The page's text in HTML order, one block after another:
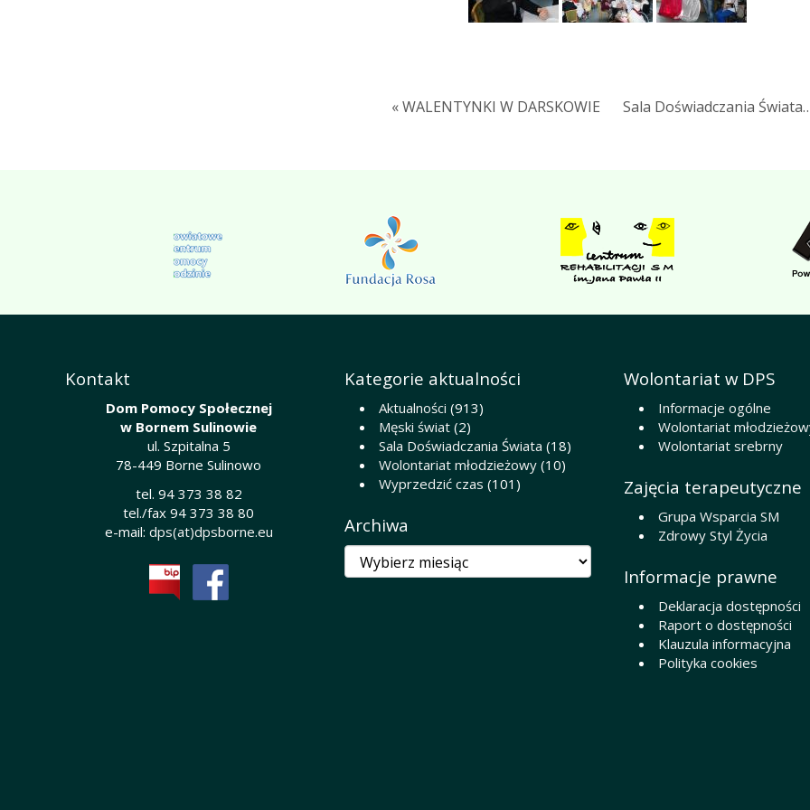
« WALENTYNKI W DARSKOWIE Sala Doświadczania
Kontakt
Dom Pomocy Społecznej
w Bornem Sulinowie
ul. Szpitalna 5
78-449 Borne Sulinowo
tel. 94 373 38 82
tel./fax 94 373 38 80
e-mail: dps(at)dpsborne.eu
Kategorie aktualności
Aktualności (913)
Męski świat (2)
Sala Doświadczania Świata (18)
Wolontariat młodzieżowy (10)
Wyprzedzić czas (101)
Archiwa
Archiwa
Wolontariat w DPS
Informacje ogólne
Wolontariat
Wolontariat srebrny
Zajęcia terapeutyczne
Grupa Wsparcia SM
Zdrowy Styl Życia
Informacje prawne
Deklaracja dostępności
Raport o dostępności
Klauzula informacyjna
Polityka cookies